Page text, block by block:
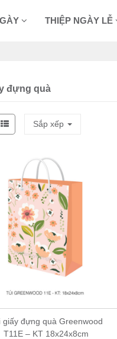
THIỆP NGÀY LỄ
đựng quà
Sắp xếp
giấy đựng quà Greenwood
T11E – KT 18x24x8cm